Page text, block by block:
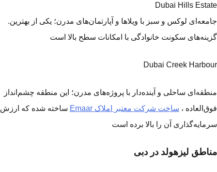
Dubai Hills
.جامعه‌ای لوکس و سبز با ویلاها و آپارتمان‌های مدرن؛ یکی از بهترین
سکونت خانوادگی با امکانات سطح بالا است
Dubai Creek
ساحلی و آینده‌دار با پروژه‌های مدرن؛ این منطقه چشم‌انداز
، ساخت شرکت معتبر املاک Emaar
ساخته شده که ارزش
آن را بالا برده است
لیزهولد در دبی